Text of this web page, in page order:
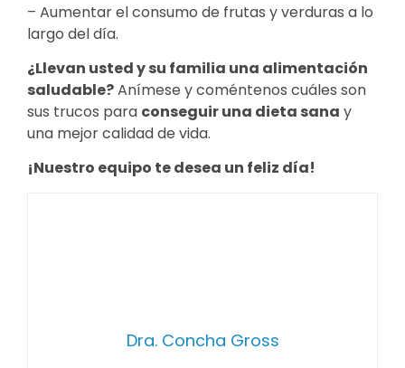
– Aumentar el consumo de frutas y verduras a lo
largo del día.
¿Llevan usted y su familia una alimentación
saludable?Anímese y coméntenos cuáles son
sus trucos para conseguir una dieta sana y
una mejor calidad de vida.
¡Nuestro equipo te desea un feliz día!
Dra. Concha Gross